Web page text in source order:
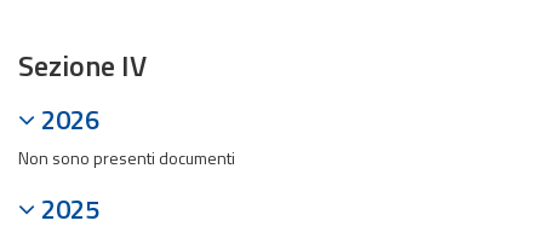
Sezione IV
2026
Non sono presenti documenti
2025